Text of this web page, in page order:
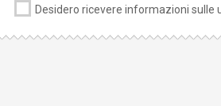
Desidero ricevere informazioni sulle